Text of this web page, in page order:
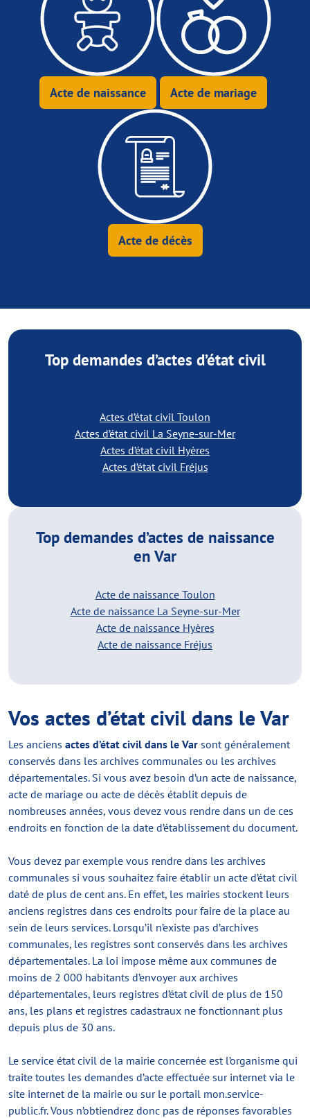
Acte de naissance Acte de mariage
Acte de décès
Top demandes d’actes d’état civil
Actes d’état civil Toulon
Actes d’état civil La Seyne-sur-Mer
Actes d’état civil Hyères
Actes d’état civil Fréjus
Top demandes d’actes de naissance
en Var
Acte de naissance Toulon
Acte de naissance La Seyne-sur-Mer
Acte de naissance Hyères
Acte de naissance Fréjus
Vos actes d’état civil dans le Var
Les anciens actes d’état civil dans le Var sont généralement
conservés dans les archives communales ou les archives
départementales. Si vous avez besoin d’un acte de naissance,
acte de mariage ou acte de décès établit depuis de
nombreuses années, vous devez vous rendre dans un de ces
endroits en fonction de la date d’établissement du document.
Vous devez par exemple vous rendre dans les archives
communales si vous souhaitez faire établir un acte d’état civil
daté de plus de cent ans. En effet, les mairies stockent leurs
anciens registres dans ces endroits pour faire de la place au
sein de leurs services. Lorsqu’il n’existe pas d’archives
communales, les registres sont conservés dans les archives
départementales. La loi impose même aux communes de
moins de 2 000 habitants d’envoyer aux archives
départementales, leurs registres d’état civil de plus de 150
ans, les plans et registres cadastraux ne fonctionnant plus
depuis plus de 30 ans.
Le service état civil de la mairie concernée est l’organisme qui
traite toutes les demandes d’acte effectuée sur internet via le
site internet de la mairie ou sur le portail mon.service-
public.fr. Vous n’obtiendrez donc pas de réponses favorables